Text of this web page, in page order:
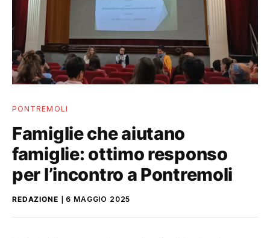
PONTREMOLI
Famiglie che aiutano
famiglie: ottimo responso
per l’incontro a Pontremoli
REDAZIONE 6 MAGGIO 2025